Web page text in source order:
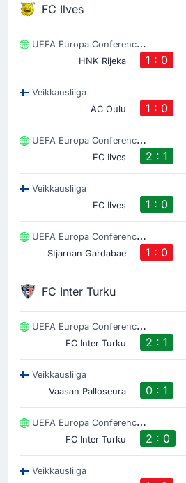
FC Ilves
UEFA Europa Conference League
HNK Rijeka
1 : 0
Veikkausliiga
AC Oulu
1 : 0
UEFA Europa Conference League
FC Ilves
2 : 1
Veikkausliiga
FC Ilves
1 : 0
UEFA Europa Conference League
Stjarnan Gardabae
1 : 0
FC Inter Turku
UEFA Europa Conference League
FC Inter Turku
2 : 1
Veikkausliiga
Vaasan Palloseura
0 : 1
UEFA Europa Conference League
FC Inter Turku
2 : 0
Veikkausliiga